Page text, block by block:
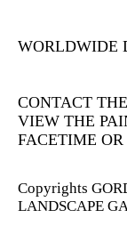
WORLDWIDE
CONTACT
VIEW THE
FACETIME
Copyrights
LANDSCAPE